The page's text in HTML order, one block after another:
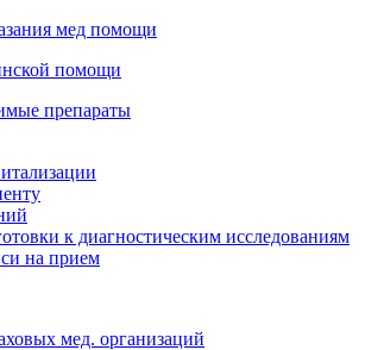
мед помощи
помощи
препараты
к диагностическим исследованиям
на прием
мед. организаций